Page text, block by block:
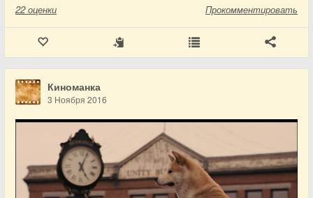
22 оценки Прокомментировать
Киноманка
3 Ноября 2016